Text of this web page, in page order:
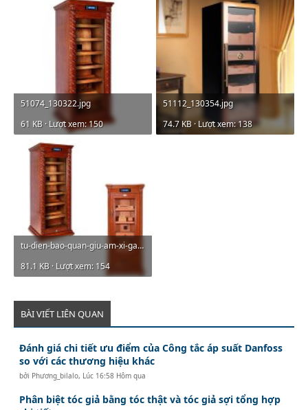
51074_130322.jpg
61 KB · Lượt xem: 150
51112_130354.jpg
74.7 KB · Lượt xem: 138
tu-dien-bao-quan-giu-am-xi-ga-lubinski.jpg
81.1 KB · Lượt xem: 154
BÀI VIẾT LIÊN QUAN
Đánh giá chi tiết ưu điểm của Công tắc áp suất Danfoss
so với các thương hiệu khác
bởi Phương_bilalo, Lúc 16:58 Hôm qua
Phân biệt tóc giả bằng tóc thật và tóc giả sợi tổng hợp